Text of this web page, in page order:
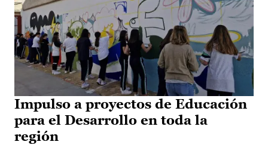
Impulso a proyectos de Educación
para el Desarrollo en toda la
región